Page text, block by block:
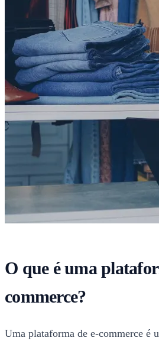
O que é uma
commerce?
Uma plataforma de e-commerce é